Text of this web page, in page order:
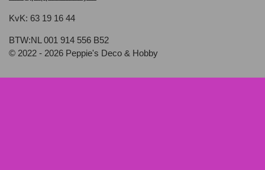
KvK: 63 19 16 44
BTW:NL 001 914 556 B52
© 2022 - 2026 Peppie's Deco & Hobby